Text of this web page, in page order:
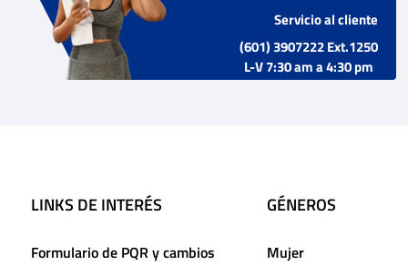
Servicio al cliente
(601) 3907222 Ext.1250
L-V 7:30 am a 4:30 pm
LINKS DE INTERÉS
Formulario de PQR y cambios
GÉNEROS
Mujer